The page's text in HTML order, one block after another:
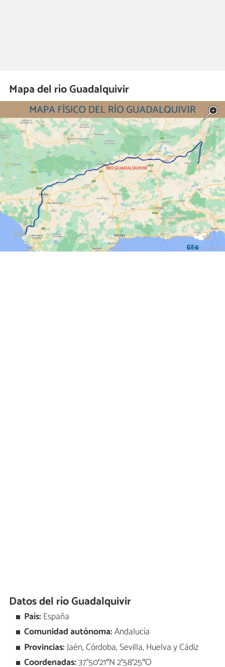
Mapa del río Guadalquivir
Datos del río Guadalquivir
País: España
Comunidad autónoma:Andalucía
Provincias:Jaén, Córdoba, Sevilla, Huelva y Cádiz
Coordenadas:37°50′21″N 2°58′25″O